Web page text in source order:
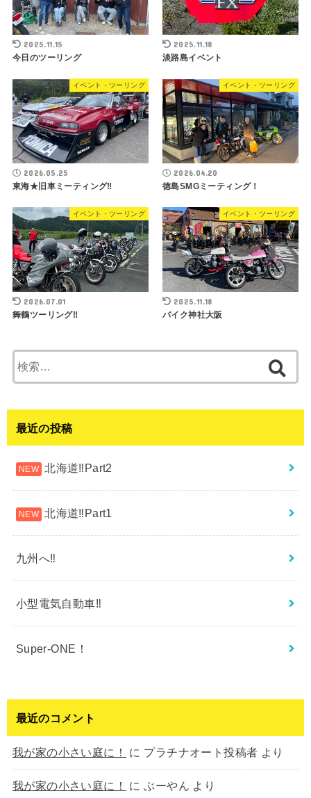
2025.11.15
今日のツーリング
2025.11.18
淡路島イベント
イベント・ツーリング
2026.05.25
東海★旧車ミーティング‼︎
イベント・ツーリング
2026.04.20
徳島SMGミーティング！
イベント・ツーリング
2026.07.01
舞鶴ツーリング‼︎
イベント・ツーリング
2025.11.18
バイク神社大阪
索:
最近の投稿
北海道‼︎Part2
北海道‼︎Part1
九州へ‼︎
小型電気自動車‼︎
Super-ONE！
最近のコメント
我が家の小さい庭に！ に プラチナオート投稿者 より
我が家の小さい庭に！ にぶーやん より